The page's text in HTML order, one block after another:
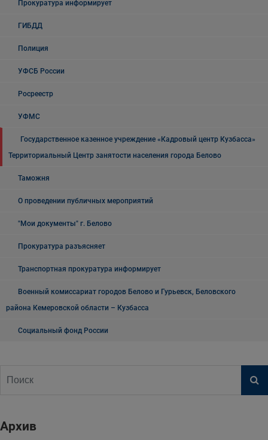
Прокуратура информирует
ГИБДД
Полиция
УФСБ России
Росреестр
УФМС
Государственное казенное учреждение «Кадровый центр Кузбасса»
Территориальный Центр занятости населения города Белово
Таможня
О проведении публичных мероприятий
"Мои документы" г. Белово
Прокуратура разъясняет
Транспортная прокуратура информирует
Военный комиссариат городов Белово и Гурьевск, Беловского
района Кемеровской области – Кузбасса
Социальный фонд России
Архив